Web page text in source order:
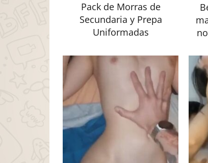
Pack de Morras de
Secundaria y Prepa
Uniformadas